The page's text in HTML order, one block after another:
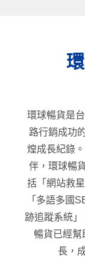
環球暢貨是
路行銷成功
煌成長紀錄
伴，環球暢
括「網站救
「多語多國
跡追蹤系統
暢貨已經
長，